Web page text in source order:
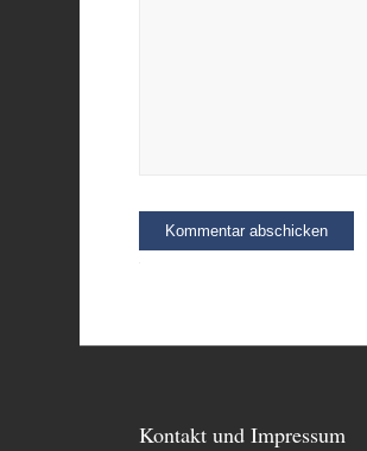
Kontakt und Impressum